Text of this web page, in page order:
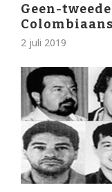
Geen-
2 juli 2019